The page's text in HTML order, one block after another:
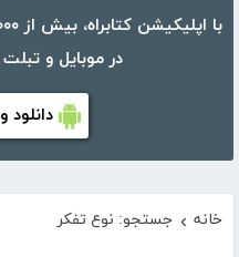
در موبایل و
خانه › جستجو: نوع تفکر